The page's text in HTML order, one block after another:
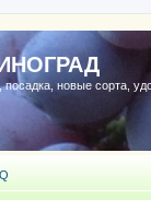
посадка, новые сорта,